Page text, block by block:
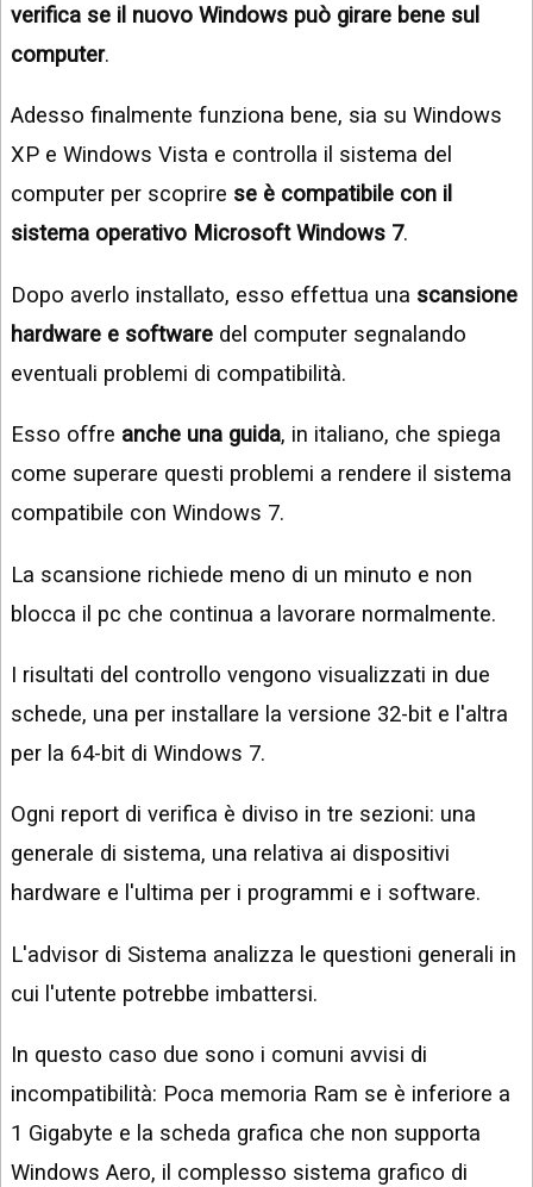
STRUMENTI
verifica se il nuovo Windows può girare bene sul
computer.
Adesso finalmente funziona bene, sia su Windows
XP e Windows Vista e controlla il sistema del
computer per scoprire se è compatibile con il
sistema operativo Microsoft Windows 7.
Dopo averlo installato, esso effettua una scansione
hardware e software del computer segnalando
eventuali problemi di compatibilità.
Esso offre anche una guida, in italiano, che spiega
come superare questi problemi a rendere il sistema
compatibile con Windows 7.
La scansione richiede meno di un minuto e non
blocca il pc che continua a lavorare normalmente.
I risultati del controllo vengono visualizzati in due
schede, una per installare la versione 32-bit e l'altra
per la 64-bit di Windows 7.
Ogni report di verifica è diviso in tre sezioni: una
generale di sistema, una relativa ai dispositivi
hardware e l'ultima per i programmi e i software.
L'advisor di Sistema analizza le questioni generali in
cui l'utente potrebbe imbattersi.
In questo caso due sono i comuni avvisi di
incompatibilità: Poca memoria Ram se è inferiore a
1 Gigabyte e la scheda grafica che non supporta
Windows Aero, il complesso sistema grafico di